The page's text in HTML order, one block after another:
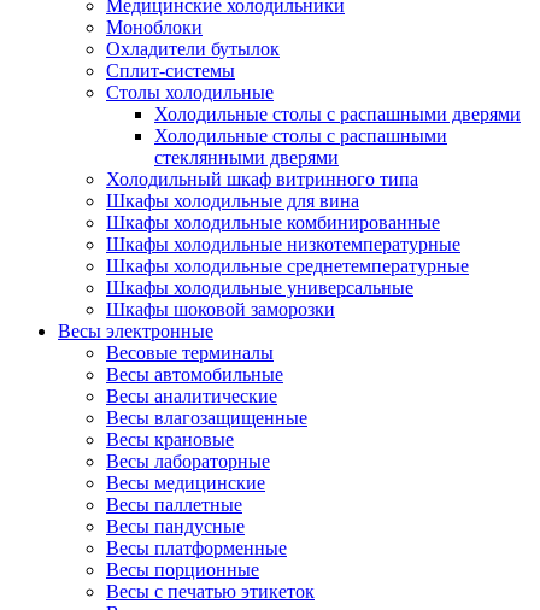
Медицинские холодильники
Моноблоки
Охладители бутылок
Сплит-системы
Столы холодильные
Холодильные столы с распашными дверями
Холодильные столы с распашными
стеклянными дверями
Холодильный шкаф витринного типа
Шкафы холодильные для вина
Шкафы холодильные комбинированные
Шкафы холодильные низкотемпературные
Шкафы холодильные среднетемпературные
Шкафы холодильные универсальные
Шкафы шоковой заморозки
Весы электронные
Весовые терминалы
Весы автомобильные
Весы аналитические
Весы влагозащищенные
Весы крановые
Весы лабораторные
Весы медицинские
Весы паллетные
Весы пандусные
Весы платформенные
Весы порционные
Весы с печатью этикеток